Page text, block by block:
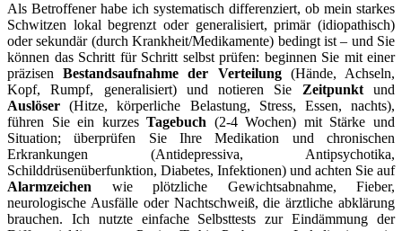
Als Betroffener habe ⁢ich systematisch differenziert, ob mein starkes
Schwitzen lokal​ begrenzt⁤ oder generalisiert,​ primär⁣ (idiopathisch)
oder sekundär (durch Krankheit/Medikamente) ‍bedingt ist – und Sie‍
können ⁢das Schritt für ⁤Schritt selbst prüfen: beginnen‌ Sie mit‌ einer
präzisenBestandsaufnahme⁢ der Verteilung(Hände, Achseln,
Kopf, Rumpf, ​generalisiert) und notieren Sie Zeitpunktund
Auslöser (Hitze, körperliche Belastung, ​Stress, Essen, nachts),
führen Sie ein kurzesTagebuch (2-4 Wochen)​ mit Stärke und
Situation; überprüfen Sie Ihre Medikation und chronischen
Erkrankungen ⁢(Antidepressiva, Antipsychotika,
Schilddrüsenüberfunktion, Diabetes, Infektionen) und achten Sie auf
Alarmzeichen ⁢wie plötzliche Gewichtsabnahme, Fieber,
neurologische Ausfälle⁤ oder Nachtschweiß, die⁣ ärztliche abklärung
brauchen.‌ Ich nutzte einfache Selbsttests zur Eindämmung der